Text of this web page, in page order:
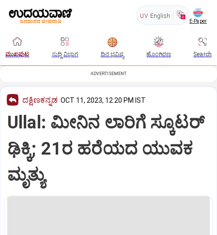
UV English
E-Paper
ಮುಖಪುಟ ಸುದ್ದಿ ವಿಭಾಗ ದಿನ ಭವಿಷ್ಯ ಹೊಂಗಿರಣ Search
ADVERTISEMENT
ದಕ್ಷಿಣಕನ್ನಡ OCT 11, 2023, 12:20 PM IST
Ullal: ಮೀನಿನ ಲಾರಿಗೆ ಸ್ಕೂಟರ್‌
ಢಿಕ್ಕಿ; 21ರ ಹರೆಯದ ಯುವಕ
ಮೃತ್ಯು